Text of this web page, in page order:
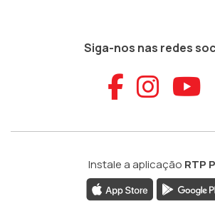
Siga-nos nas redes
Aceder
Instale a aplicação RTP